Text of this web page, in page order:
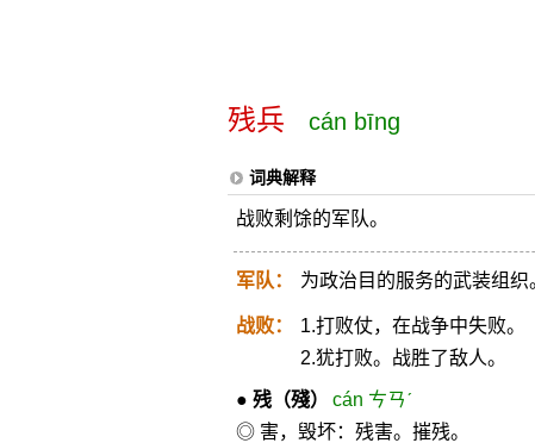
残兵 cán bīng
词典解释
战败剩馀的军队。
军队： 为政治目的服务的武装组织
战败：
1.打败仗，在战争中失败。
2.犹打败。战胜了敌人。
● 残（殘）
cán ㄘㄢˊ
◎ 害，毁坏：残害。摧残。